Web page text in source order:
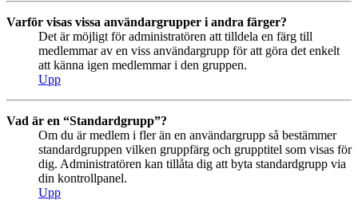
Varför visas vissa användargrupper i andra färger?
Det är möjligt för administratören att tilldela en färg till
medlemmar av en viss användargrupp för att göra det enkelt
att känna igen medlemmar i den gruppen.
Upp
Vad är en “Standardgrupp”?
Om du är medlem i fler än en användargrupp så bestämmer
standardgruppen vilken gruppfärg och grupptitel som visas för
dig. Administratören kan tillåta dig att byta standardgrupp via
din kontrollpanel.
Upp